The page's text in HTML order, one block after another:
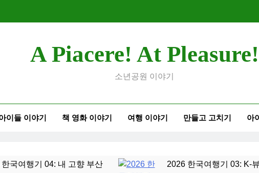
A Piacere! At Pleasure!
소년공원 이야기
이들 이야기 책 영화 이야기 여행 이야기 만들고 고치기 아
국여행기 04: 내 고향 부산 2026 한국여행기 03: K-